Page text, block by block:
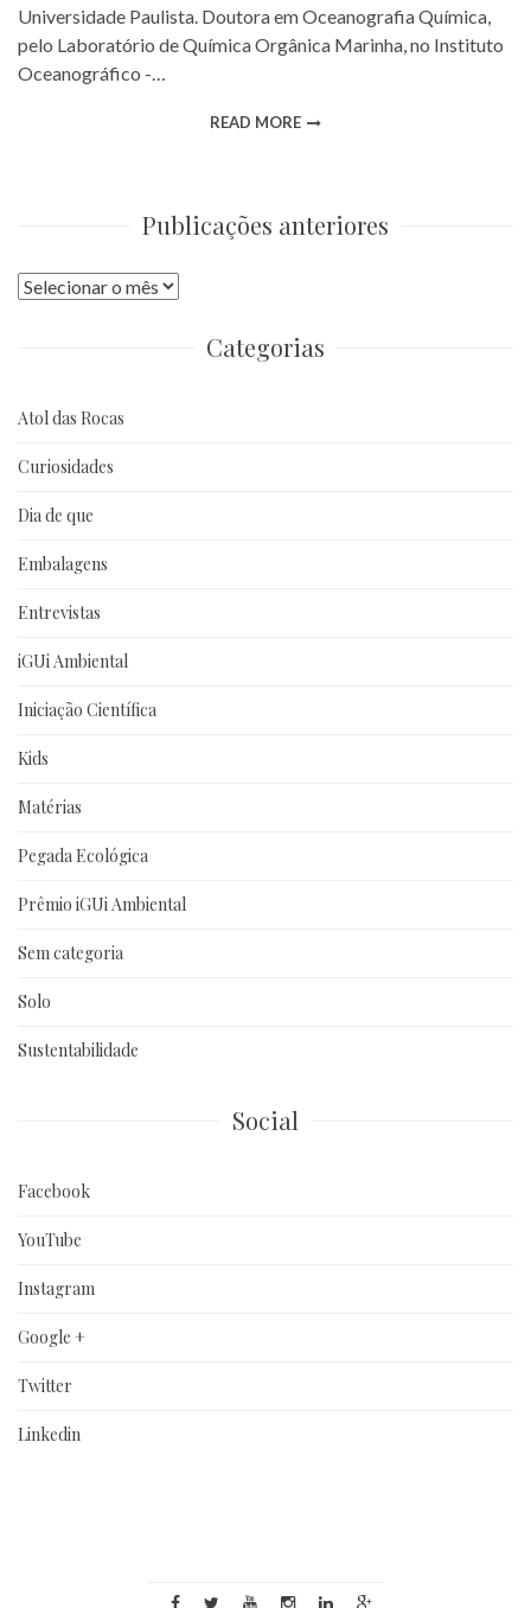
Universidade Paulista. Doutora em Oceanografia Química,
pelo Laboratório de Química Orgânica Marinha, no Instituto
Oceanográfico -…
READ MORE
Publicações anteriores
Publicações
Categorias
Atol das Rocas
Curiosidades
Dia de que
Embalagens
Entrevistas
iGUi Ambiental
Iniciação Científica
Kids
Matérias
Pegada Ecológica
Prêmio iGUi Ambiental
Sem categoria
Solo
Sustentabilidade
Social
Facebook
YouTube
Instagram
Google +
Twitter
Linkedin